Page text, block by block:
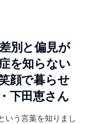
別と偏見が
を知らない
顔で暮らせ
下田恵さん
いう言葉を知りまし